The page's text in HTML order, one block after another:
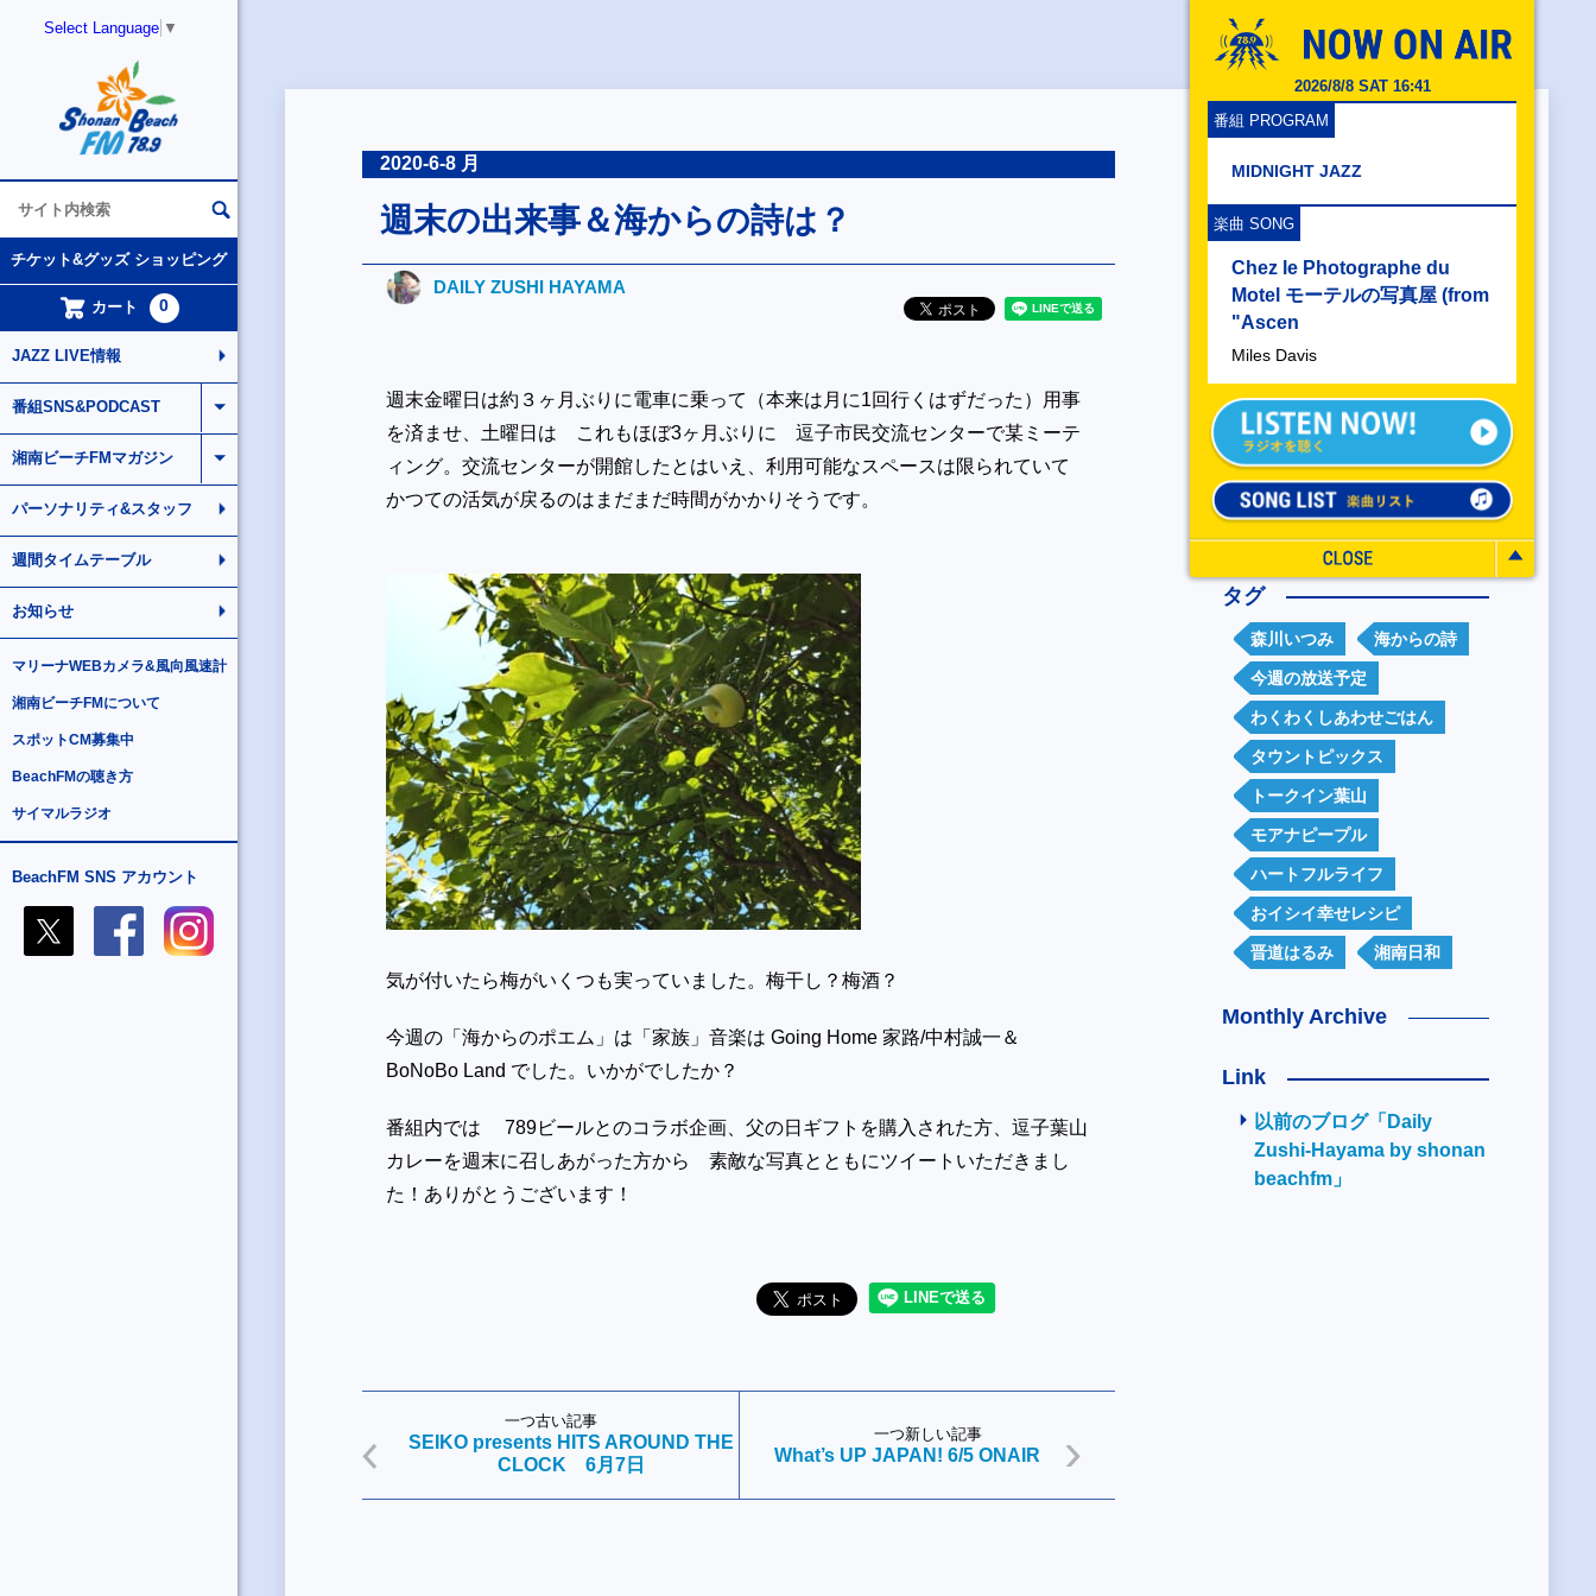
Select Language ▼
2026/8/8 SAT 16:41
番組 PROGRAM
MIDNIGHT JAZZ
楽曲 SONG
Chez le Photographe du
Motel モーテルの写真屋 (from
"Ascen
Miles Davis
チケット&グッズ ショッピング
カート 0
JAZZ LIVE情報
番組SNS&PODCAST
湘南ビーチFMマガジン
パーソナリティ&スタッフ
週間タイムテーブル
お知らせ
マリーナWEBカメラ&風向風速計
湘南ビーチFMについて
スポットCM募集中
BeachFMの聴き方
サイマルラジオ
BeachFM SNS アカウント
2020-6-8 月
週末の出来事＆海からの詩は？
DAILY ZUSHI HAYAMA
週末金曜日は約３ヶ月ぶりに電車に乗って（本来は月に1回行くはずだった）用事
を済ませ、土曜日は これもほぼ3ヶ月ぶりに 逗子市民交流センターで某ミーテ
ィング。交流センターが開館したとはいえ、利用可能なスペースは限られていて
かつての活気が戻るのはまだまだ時間がかかりそうです。
気が付いたら梅がいくつも実っていました。梅干し？梅酒？
今週の「海からのポエム」は「家族」音楽は Going Home 家路/中村誠一＆
BoNoBo Land でした。いかがでしたか？
番組内では 789ビールとのコラボ企画、父の日ギフトを購入された方、逗子葉山
カレーを週末に召しあがった方から 素敵な写真とともにツイートいただきまし
た！ありがとうございます！
一つ古い記事
SEIKO presents HITS AROUND THE
CLOCK 6月7日
一つ新しい記事
What’s UP JAPAN! 6/5 ONAIR
タグ
森川いつみ 海からの詩
今週の放送予定
わくわくしあわせごはん
タウントピックス
トークイン葉山
モアナピープル
ハートフルライフ
おイシイ幸せレシピ
晋道はるみ 湘南日和
Monthly Archive
Link
以前のブログ「Daily
Zushi-Hayama by shonan
beachfm」